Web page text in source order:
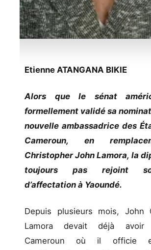
Etienne ATANGANA BIKIE
Alors que le sénat
formellement validé sa
nouvelle ambassadrice des
Cameroun, en
Christopher John Lamora, la
toujours pas rejoint
d’affectation à Yaoundé.
Depuis plusieurs mois, John
Lamora devait déjà
Cameroun où il officie